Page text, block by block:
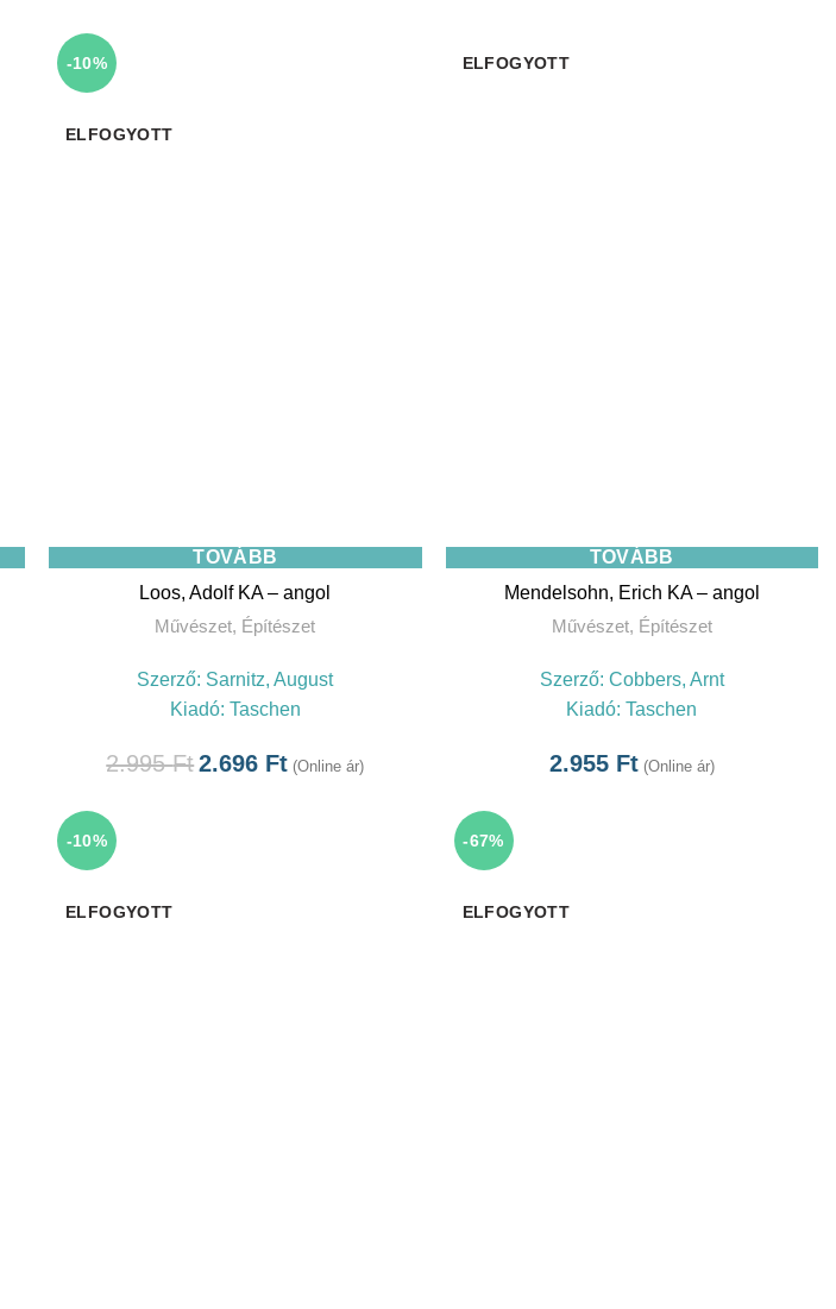
-10%
ELFOGYOTT
TOVÁBB
Loos, Adolf KA – angol
Művészet, Építészet
Szerző: Sarnitz, August
Kiadó: Taschen
2.995Ft2.696 Ft (Online ár)
ELFOGYOTT
TOVÁBB
Mendelsohn, Erich KA – angol
Művészet, Építészet
Szerző: Cobbers, Arnt
Kiadó:Taschen
2.955 Ft (Online ár)
-10%
ELFOGYOTT
-67%
ELFOGYOTT